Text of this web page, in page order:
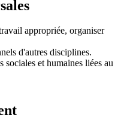
appropriée, organiser
d'autres disciplines.
sociales et humaines liées au